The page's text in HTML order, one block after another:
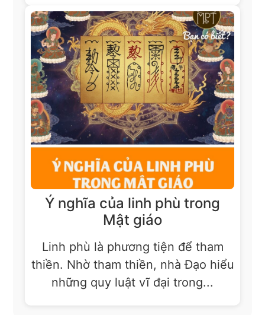
Ý nghĩa của linh phù trong
Mật giáo
Linh phù là phương tiện để tham
thiền. Nhờ tham thiền, nhà Đạo hiểu
những quy luật vĩ đại trong...